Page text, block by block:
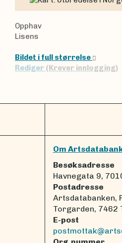
Opphav
Lisens
Bildet i full størrelse
Rediger (Krever innlogging)
Om
Besøksadresse
Havnegata 9,
Postadresse
Artsdatabanken,
Torgarden, 7462
E-post